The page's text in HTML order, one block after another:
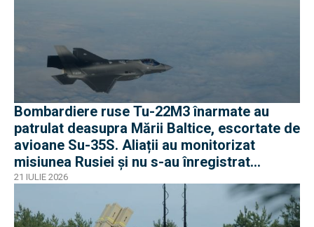
Bombardiere ruse Tu-22M3 înarmate au
patrulat deasupra Mării Baltice, escortate de
avioane Su-35S. Aliații au monitorizat
misiunea Rusiei și nu s-au înregistrat
incidente
21 IULIE 2026